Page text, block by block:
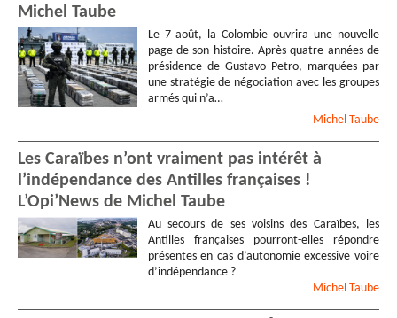
Michel Taube
Le 7 août, la Colombie ouvrira une nouvelle
page de son histoire. Après quatre années de
présidence de Gustavo Petro, marquées par
une stratégie de négociation avec les groupes
armés qui n’a…
Michel Taube
Les Caraïbes n’ont vraiment pas intérêt à
l’indépendance des Antilles françaises !
L’Opi’News de Michel Taube
Au secours de ses voisins des Caraïbes, les
Antilles françaises pourront-elles répondre
présentes en cas d’autonomie excessive voire
d’indépendance ?
Michel Taube